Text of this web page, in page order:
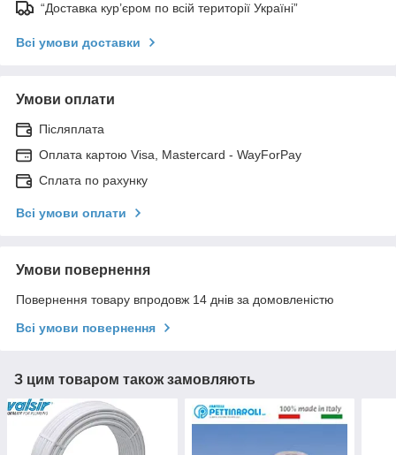
“Доставка кур’єром по всій території Україні”
Всі умови доставки
Умови оплати
Післяплата
Оплата картою Visa, Mastercard - WayForPay
Сплата по рахунку
Всі умови оплати
Умови повернення
Повернення товару впродовж 14 днів за домовленістю
Всі умови повернення
З цим товаром також замовляють